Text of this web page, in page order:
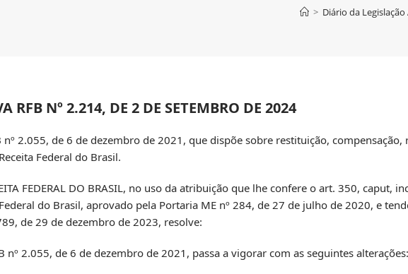
> Diário da
RFB Nº 2.214, DE 2 DE SETEMBRO DE 2024
2.055, de 6 de dezembro de 2021, que dispõe sobre restituição,
Federal do Brasil.
FEDERAL DO BRASIL, no uso da atribuição que lhe confere o art. 350,
do Brasil, aprovado pela Portaria ME nº 284, de 27 de julho de 2020, e
de 29 de dezembro de 2023, resolve:
nº 2.055, de 6 de dezembro de 2021, passa a vigorar com as seguintes alterações: